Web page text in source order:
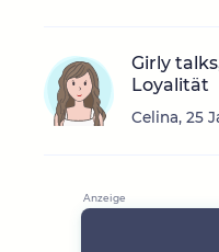
Girly
Loyalität
Celina, 25